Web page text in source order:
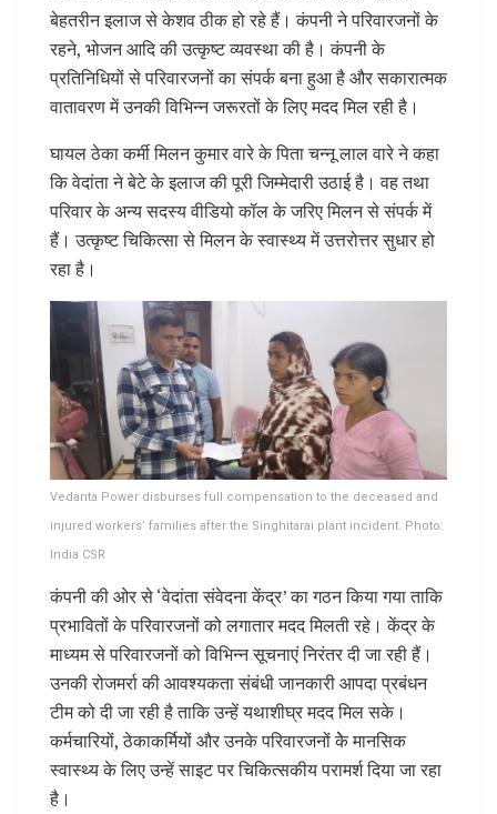
बेहतरीन इलाज से केशव ठीक हो रहे हैं। कंपनी ने परिवारजनों के
रहने, भोजन आदि की उत्कृष्ट व्यवस्था की है। कंपनी के
प्रतिनिधियों से परिवारजनों का संपर्क बना हुआ है और सकारात्मक
वातावरण में उनकी विभिन्न जरूरतों के लिए मदद मिल रही है।
घायल ठेका कर्मी मिलन कुमार वारे के पिता चन्नू लाल वारे ने कहा
कि वेदांता ने बेटे के इलाज की पूरी जिम्मेदारी उठाई है। वह तथा
परिवार के अन्य सदस्य वीडियो कॉल के जरिए मिलन से संपर्क में
हैं। उत्कृष्ट चिकित्सा से मिलन के स्वास्थ्य में उत्तरोत्तर सुधार हो
रहा है।
Vedanta Power disburses full compensation to the deceased and
injured workers’ families after the Singhitarai plant incident. Photo:
India CSR
कंपनी की ओर से ‘वेदांता संवेदना केंद्र’ का गठन किया गया ताकि
प्रभावितों के परिवारजनों को लगातार मदद मिलती रहे। केंद्र के
माध्यम से परिवारजनों को विभिन्न सूचनाएं निरंतर दी जा रही हैं।
उनकी रोजमर्रा की आवश्यकता संबंधी जानकारी आपदा प्रबंधन
टीम को दी जा रही है ताकि उन्हें यथाशीघ्र मदद मिल सके।
कर्मचारियों, ठेकाकर्मियों और उनके परिवारजनों केे मानसिक
स्वास्थ्य के लिए उन्हें साइट पर चिकित्सकीय परामर्श दिया जा रहा
है।